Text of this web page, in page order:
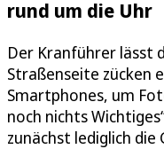
rund um die Uhr
Der Kranführer lässt
Straßenseite zücken
Smartphones, um
noch nichts
zunächst lediglich die